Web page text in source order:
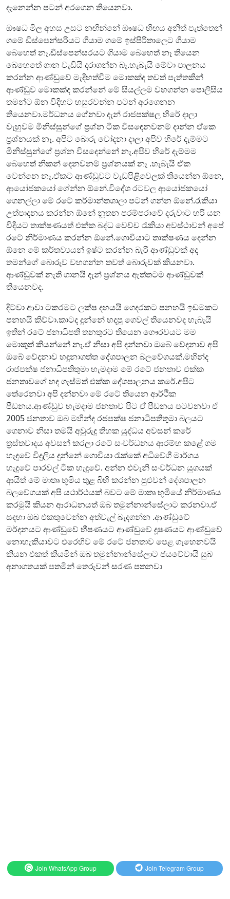
දැනෙන්න පටන් අරගෙන තියෙනවා.
ඖෂධ මිල අහස උසට නඟින්නේ ඖෂධ හිඟය අනිත් පැත්තෙන්
ගමේ ඩිස්පෙන්සරියට ගියාම ගමේ ඉස්පිරිතාලෙට ගියාම
බෙහෙත් නෑ.ඩිස්පෙන්සරයට ගියාම බෙහෙත් නෑ තියෙන
බෙහෙතේ ගාන වැඩියි දරාගන්න බෑ.හැබැයි මේවා පාලනය
කරන්න ආණ්ඩුවේ මැදිහත්වීම මොකක්ද තවත් පැත්තකින්
ආණ්ඩුව මොකක්ද කරන්නේ මේ සියල්ලම වහගන්න පොලිසිය
තමන්ට ඕන විදිහට හසුරවන්න පටන් අරගෙනන
තියෙනවා.මර්ධනය ගේනවා දැන් රාජපක්ෂල හිරේ දාලා
වැහුවම මිනිස්සුන්ගේ ප්‍රශ්න ටික විසඳෙනවනම් දාන්න ඒකෙ
ප්‍රශ්නයක් නෑ. අපිට බොරු චෝදනා දාලා අපිව හිරේ දැම්මට
මිනිස්සුන්ගේ ප්‍රශ්න විසදෙන්නේ නෑ.අපිව හිරේ දැම්මම
බෙහෙත් නිකන් දෙනවනම් ප්‍රශ්නයක් නෑ .හැබැයි ඒක
වෙන්නෙ නෑ.ඒකට ආණ්ඩුවට වැඩපිළිවෙලක් තියෙන්න ඕනෙ,
ආයෝජකයෝ ගේන්න ඕනේ.විදේශ රටවල ආයෝජකයෝ
ගෙනල්ලා මේ රටේ කර්මාන්තශාලා පටන් ගන්න ඕනේ.රැකියා
උත්පාදනය කරන්න ඕනේ නූතන පරම්පරාවේ දරුවාට හරි යන
විදියට තාක්ෂණයත් එක්ක බද්ධ වෙච්ච රැකියා අවස්ථාවන් අපේ
රටේ නිර්මාණය කරන්න ඕනේ.ගොවියාට තාක්ෂණය දෙන්න
ඕනෙ මේ කර්තව්‍යයන් ඉෂ්ට කරන්න බැරි ආණ්ඩුවක් අද
තමන්ගේ බොරුව වහගන්න තවත් බොරුවක් කියනවා.
ආණ්ඩුවක් නැති ගානයි දැන් ප්‍රශ්නය ඇත්තටම ආණ්ඩුවක්
තියෙනවද.
දිට්වා ආවා ටකරමට ලක්ෂ දහයයි ගෙදරකට පනහයි ඉඩමකට
පනහයි කිව්වා.කාටද දුන්නේ හදපු ගෙවල් තියෙනවද හැබැයි
ඉතින් රටේ ජනාධිපති තනතුරට තියෙන ගෞරවයට මම
මොකුත් කියන්නේ නෑ.ඒ නිසා අපි දන්නවා ඔබේ වේදනාව අපි
ඔබේ වේදනාව හඳුනාගත්ත දේශපාලන බලවේගයක්.මහින්ද
රාජපක්ෂ ජනාධිපතිතුමා හැමදාම මේ රටේ ජනතාව එක්ක
ජනතාවගේ හද ගැස්මත් එක්ක දේශපාලනය කරේ.අපිට
තේරෙනවා අපි දන්නවා මේ රටේ තියෙන ආර්ථික
පීඩනය.ආණ්ඩුව හැමදාම ජනතාව පිට ඒ පීඩනය පටවනවා ඒ
2005 ජනතාව ඔබ මහින්ද රජපක්ෂ ජනාධිපතිතුමා බලයට
ගෙනාව නිසා තමයි අවුරුදු තිහක යුද්ධය අවසන් කරේ
ත්‍රස්තවාදය අවසන් කරලා රටේ සංවර්ධනය ආරම්භ කළේ ගම
හැදුවේ විදුලිය දුන්නේ ගොවියා රැක්කේ අධිවේගී මාර්ගය
හැදුවේ පාරවල් ටික හැදුවේ. අන්න එවැනි සංවර්ධන යුගයක්
ආයිත් මේ මාතෘ භූමිය තුළ බිහි කරන්න පුළුවන් දේශපාලන
බලවේගයක් අපි යථාර්ථයක් බවට මේ මාතෘ භූමියේ නිර්මාණය
කරමුයි කියන ආරාධනයත් ඔබ තමුන්නාන්සේලාට කරනවා.ඒ
සඳහා ඔබ එකතුවෙන්න අත්වැල් බැදගන්න .ආණ්ඩුවේ
මර්දනයට ආණ්ඩුවේ භීෂණයට ආණ්ඩුවේ දූෂණයට ආණ්ඩුවේ
නොහැකියාවට එරෙහිව මේ රටේ ජනතාව පෙළ ගැහෙනවයි
කියන එකත් කියමින් ඔබ තමුන්නාන්සේලාට ජයවේවායි සුබ
අනාගතයක් පතමින් තෙරුවන් සරණ පතනවා
Join WhatsApp Group Join Telegram Group